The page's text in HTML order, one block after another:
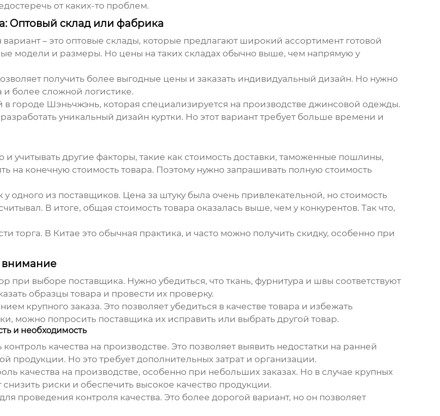
от каких-то проблем.
Оптовый склад или фабрика
– это оптовые склады, которые предлагают широкий ассортимент готовой
модели и размеры. Но цены на таких складах обычно выше, чем напрямую у
получить более выгодные цены и заказать индивидуальный дизайн. Но нужно
и более сложной логистике.
городе Шэньчжэнь, которая специализируется на производстве джинсовой одежды.
уникальный дизайн куртки. Но этот вариант требует больше времени и
и учитывать другие факторы, такие как стоимость доставки, таможенные пошлины,
на конечную стоимость товара. Поэтому нужно запрашивать полную стоимость
одного из поставщиков. Цена за штуку была очень привлекательной, но стоимость
В итоге, общая стоимость товара оказалась выше, чем у конкурентов. Так что,
торга. В Китае это обычная практика, и часто можно получить скидку, особенно при
внимание
при выборе поставщика. Нужно убедиться, что ткань, фурнитура и швы соответствуют
образцы товара и провести их проверку.
крупного заказа. Это позволяет убедиться в качестве товара и избежать
можно попросить поставщика их исправить или выбрать другой товар.
и необходимость
качества на производстве. Это позволяет выявить недостатки на ранней
продукции. Но это требует дополнительных затрат и организации.
качества на производстве, особенно при небольших заказах. Но в случае крупных
снизить риски и обеспечить высокое качество продукции.
проведения контроля качества. Это более дорогой вариант, но он позволяет